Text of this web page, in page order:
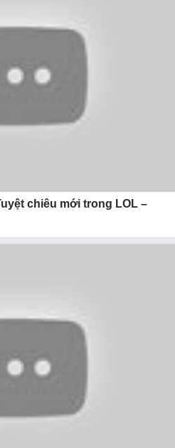
chiêu mới trong LOL –